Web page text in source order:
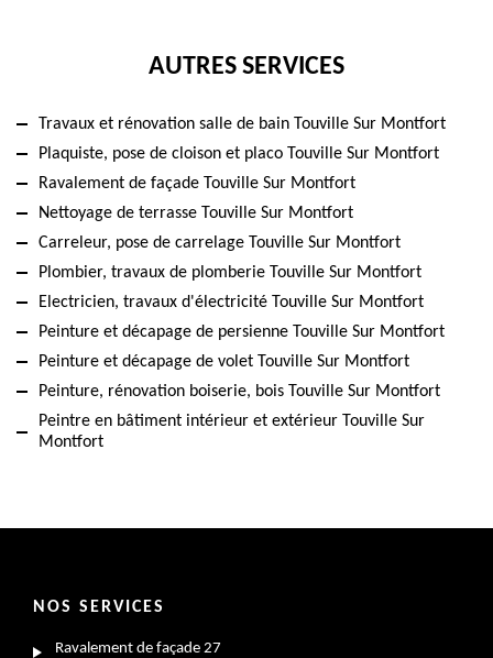
AUTRES SERVICES
Travaux et rénovation salle de bain Touville Sur Montfort
Plaquiste, pose de cloison et placo Touville Sur Montfort
Ravalement de façade Touville Sur Montfort
Nettoyage de terrasse Touville Sur Montfort
Carreleur, pose de carrelage Touville Sur Montfort
Plombier, travaux de plomberie Touville Sur Montfort
Electricien, travaux d'électricité Touville Sur Montfort
Peinture et décapage de persienne Touville Sur Montfort
Peinture et décapage de volet Touville Sur Montfort
Peinture, rénovation boiserie, bois Touville Sur Montfort
Peintre en bâtiment intérieur et extérieur Touville Sur
Montfort
NOS SERVICES
Ravalement de façade 27